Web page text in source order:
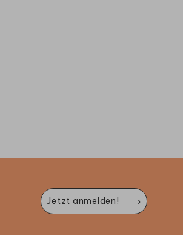
Jetzt anmelden!